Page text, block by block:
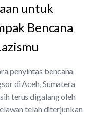
untuk
Bencana
penyintas bencana
di Aceh, Sumatera
terus digalang oleh
telah diterjunkan